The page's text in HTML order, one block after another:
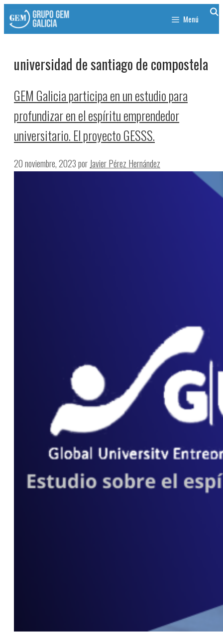
Menú
universidad de santiago de compostela
GEM Galicia participa en un estudio para
profundizar en el espíritu emprendedor
universitario. El proyecto GESSS.
20 noviembre, 2023por Javier Pérez Hernández